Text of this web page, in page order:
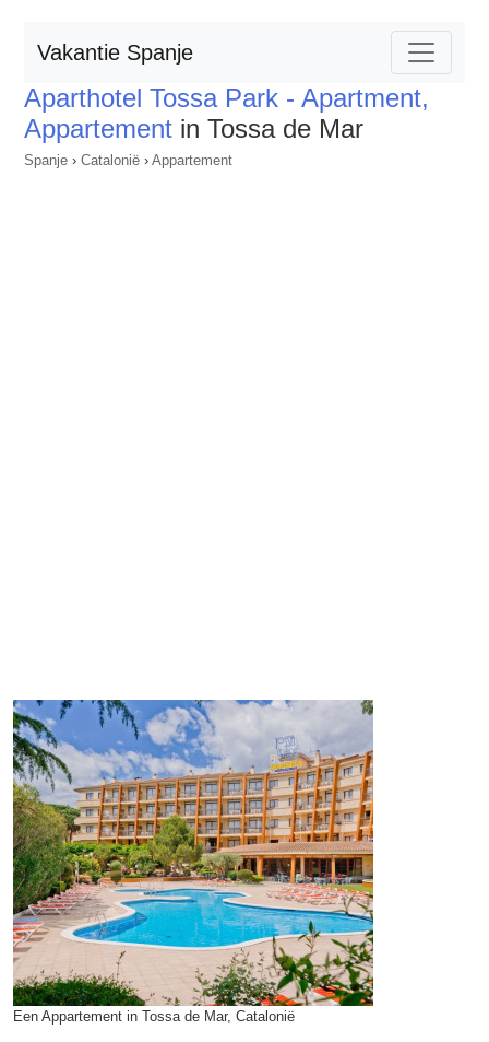
Vakantie Spanje
Aparthotel Tossa Park - Apartment,
Appartement in Tossa de Mar
Spanje › Catalonië › Appartement
Een Appartement in Tossa de Mar, Catalonië